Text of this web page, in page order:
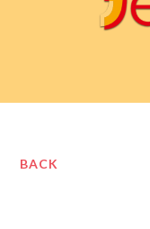
BACK